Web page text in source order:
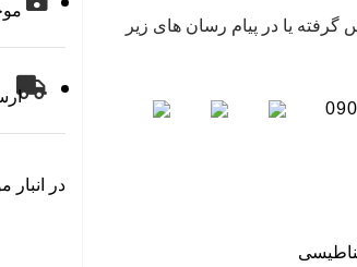
یا در پیام رسان های زیر
در انبار